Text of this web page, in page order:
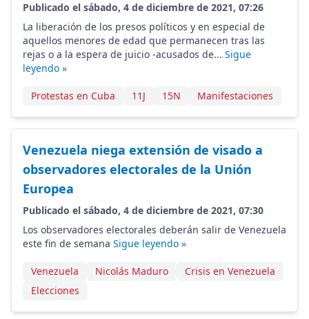
Publicado el sábado, 4 de diciembre de 2021, 07:26
La liberación de los presos políticos y en especial de
aquellos menores de edad que permanecen tras las
rejas o a la espera de juicio -acusados de... Sigue
leyendo »
Protestas en Cuba 11J 15N Manifestaciones
Venezuela niega extensión de visado a
observadores electorales de la Unión
Europea
Publicado el sábado, 4 de diciembre de 2021, 07:30
Los observadores electorales deberán salir de Venezuela
este fin de semana Sigue leyendo »
Venezuela Nicolás Maduro
Crisis en Venezuela
Elecciones